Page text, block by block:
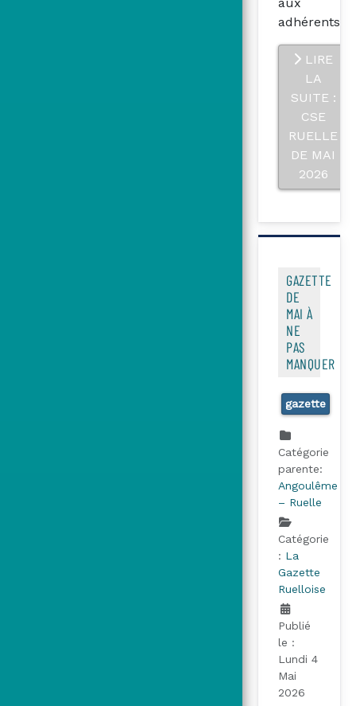
adhérents
LIRE
LA
SUITE :
CSE
RUELLE
DE MAI
2026
GAZETTE
DE
MAI À
NE
PAS
MANQUER
gazette
Catégorie
parente:
Angoulême
– Ruelle
Catégorie
: La
Gazette
Ruelloise
Publié
le :
Lundi 4
Mai
2026